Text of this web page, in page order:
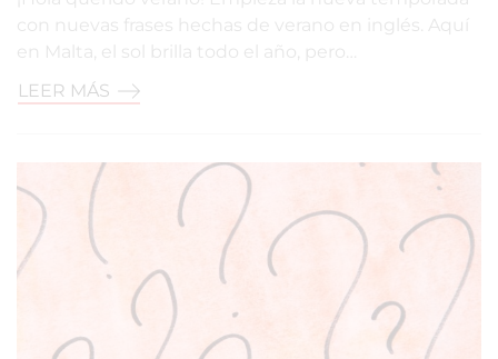
con nuevas frases hechas de verano en inglés. Aquí
en Malta, el sol brilla todo el año, pero…
LEER MÁS